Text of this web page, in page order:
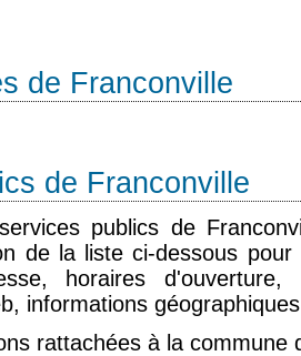
de Franconville
de Franconville
publics de
de la liste ci-dessous
horaires
informations
rattachées à la commune